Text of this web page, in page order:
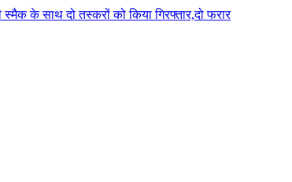
के साथ दो तस्करों को किया गिरफ्तार,दो फरार